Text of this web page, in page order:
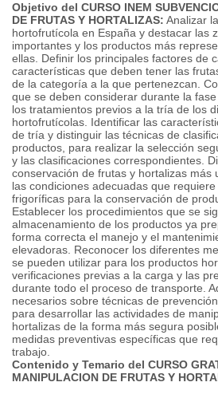
Objetivo del CURSO INEM
DE FRUTAS Y HORTALIZAS: Analizar
hortofrutícola en España y destacar las
importantes y los productos más
ellas. Definir los principales factores de
características que deben tener las
de la categoría a la que pertenezcan.
que se deben considerar durante la
los tratamientos previos a la tría de los
hortofrutícolas. Identificar las
de tría y distinguir las técnicas de
productos, para realizar la selección
y las clasificaciones correspondientes.
conservación de frutas y hortalizas más
las condiciones adecuadas que
frigoríficas para la conservación de
Establecer los procedimientos que se
almacenamiento de los productos ya
forma correcta el manejo y el
elevadoras. Reconocer los diferentes
se pueden utilizar para los productos
verificaciones previas a la carga y las
durante todo el proceso de transporte.
necesarios sobre técnicas de
para desarrollar las actividades de
hortalizas de la forma más segura
medidas preventivas específicas que
trabajo.
Contenido y Temario del CURSO
MANIPULACION DE FRUTAS Y